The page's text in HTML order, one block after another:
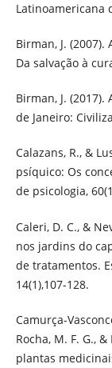
Latinoamericana
Birman, J.
Da salvação à
Birman, J.
de Janeiro:
Calazans, R., &
psíquico: Os
de psicologia,
Caleri, D. C., &
nos jardins do
de tratamentos.
14(1),107-128.
Camurça-
Rocha, M. F. G.,
plantas